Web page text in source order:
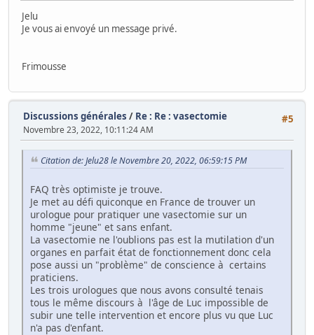
Jelu
Je vous ai envoyé un message privé.
Frimousse
#5
Discussions générales / Re : Re : vasectomie
Novembre 23, 2022, 10:11:24 AM
Citation de: Jelu28 le Novembre 20, 2022, 06:59:15 PM
FAQ très optimiste je trouve.
Je met au défi quiconque en France de trouver un
urologue pour pratiquer une vasectomie sur un
homme "jeune" et sans enfant.
La vasectomie ne l'oublions pas est la mutilation d'un
organes en parfait état de fonctionnement donc cela
pose aussi un "problème" de conscience à certains
praticiens.
Les trois urologues que nous avons consulté tenais
tous le même discours à l'âge de Luc impossible de
subir une telle intervention et encore plus vu que Luc
n'a pas d'enfant.